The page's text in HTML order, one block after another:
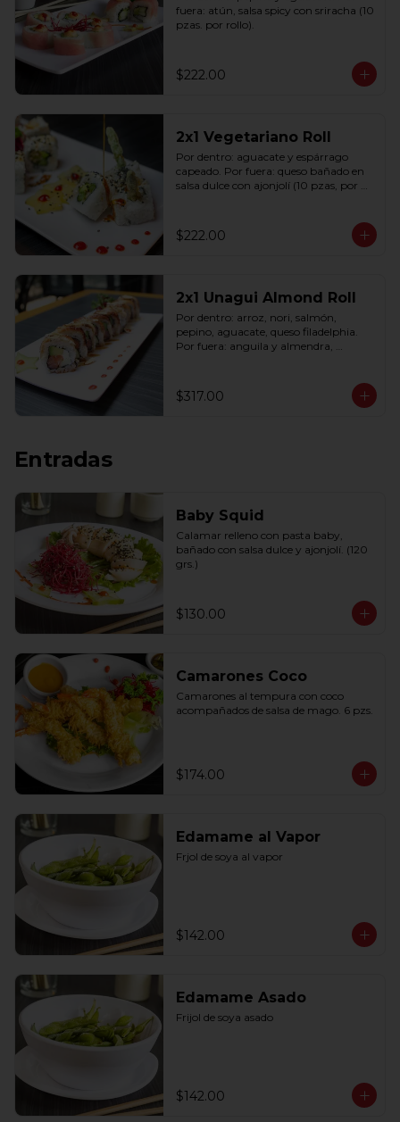
fuera: atún, salsa spicy con sriracha (10
pzas. por rollo).
$222.00
2x1 Vegetariano Roll
Por dentro: aguacate y espárrago
capeado. Por fuera: queso bañado en
salsa dulce con ajonjolí (10 pzas, por
$222.00
2x1 Unagui Almond Roll
Por dentro: arroz, nori, salmón,
pepino, aguacate, queso filadelphia.
Por fuera: anguila y almendra,
$317.00
Entradas
Baby Squid
Calamar relleno con pasta baby,
bañado con salsa dulce y ajonjolí. (120
grs.)
$130.00
Camarones Coco
Camarones al tempura con coco
acompañados de salsa de mago. 6 pzs.
$174.00
Edamame al Vapor
Frjol de soya al vapor
$142.00
Edamame Asado
Frijol de soya asado
$142.00